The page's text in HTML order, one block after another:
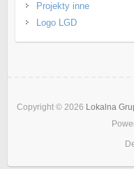
Projekty inne
Logo LGD
Copyright © 2026 Lokalna